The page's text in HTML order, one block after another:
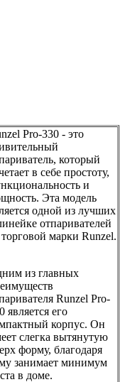
Pro-330 - это
который
в себе простоту,
и
Эта модель
одной из лучших
отпаривателей
торговой марки Runzel.
из главных
Runzel Pro-
является его
корпус. Он
слегка вытянутую
форму, благодаря
занимает минимум
в доме.